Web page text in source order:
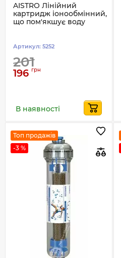
AISTRO Лінійний
картридж іонообмінний,
що пом'якшує воду
Артикул: 5252
201
196 грн
В наявності
Топ продажів
-3 %